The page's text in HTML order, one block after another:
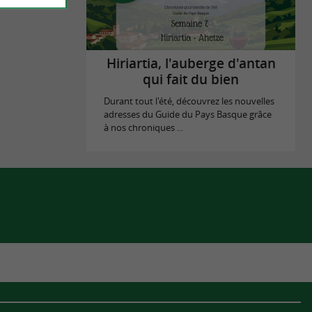
Hiriartia, l'auberge d'antan
qui fait du bien
Durant tout l'été, découvrez les nouvelles
adresses du Guide du Pays Basque grâce
à nos chroniques ...